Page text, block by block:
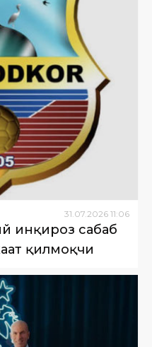
31 07 2026 11:06
инқироз сабаб
қилмоқчи